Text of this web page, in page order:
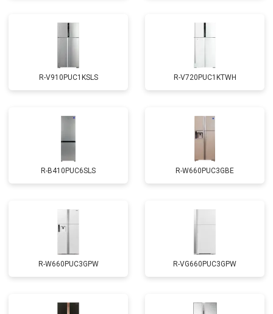
R-V910PUC1KSLS R-V720PUC1KTWH
R-B410PUC6SLS R-W660PUC3GBE
R-W660PUC3GPW R-VG660PUC3GPW